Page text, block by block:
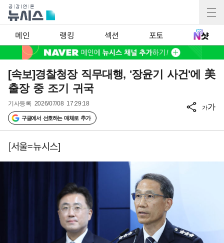
메인 랭킹 섹션 포토
[속보]경찰청장 직무대행, '장윤기 사건'에 美
출장 중 조기 귀국
기사등록 2026/07/08 17:29:18
구글에서 선호하는 매체로 추가
가가
[서울=뉴시스]